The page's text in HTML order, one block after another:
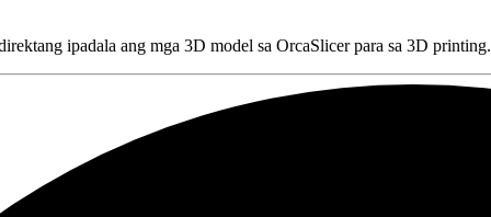
ipadala ang mga 3D model sa OrcaSlicer para sa 3D printing.